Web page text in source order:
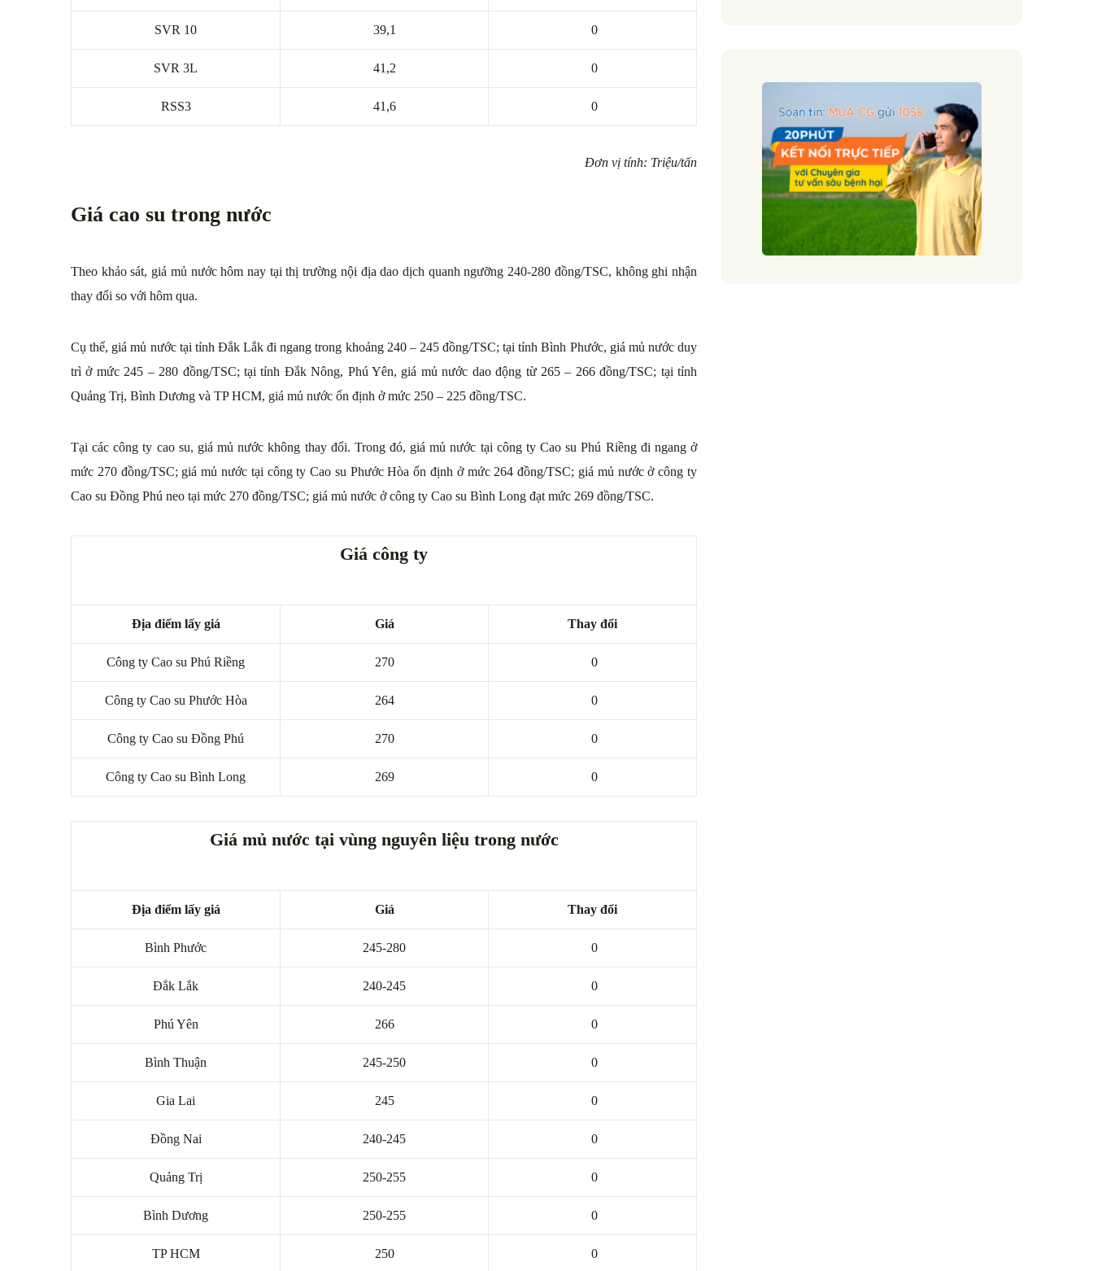
SVR 10 39,1 0
SVR 3L 41,2 0
RSS3 41,6 0
Đơn vị tính: Triệu/tấn
Giá cao su trong nước
Theo khảo sát, giá mủ nước hôm nay tại thị trường nội địa dao dịch quanh ngưỡng 240-280 đồng/TSC, không ghi nhận
thay đổi so với hôm qua.
Cụ thể, giá mủ nước tại tỉnh Đắk Lắk đi ngang trong khoảng 240 – 245 đồng/TSC; tại tỉnh Bình Phước, giá mủ nước duy
trì ở mức 245 – 280 đồng/TSC; tại tỉnh Đắk Nông, Phú Yên, giá mủ nước dao động từ 265 – 266 đồng/TSC; tại tỉnh
Quảng Trị, Bình Dương và TP HCM, giá mủ nước ổn định ở mức 250 – 225 đồng/TSC.
Tại các công ty cao su, giá mủ nước không thay đổi. Trong đó, giá mủ nước tại công ty Cao su Phú Riềng đi ngang ở
mức 270 đồng/TSC; giá mủ nước tại công ty Cao su Phước Hòa ổn định ở mức 264 đồng/TSC; giá mủ nước ở công ty
Cao su Đồng Phú neo tại mức 270 đồng/TSC; giá mủ nước ở công ty Cao su Bình Long đạt mức 269 đồng/TSC.
Giá công ty
Địa điểm lấy giá Giá Thay đổi
Công ty Cao su Phú Riềng 270 0
Công ty Cao su Phước Hòa 264 0
Công ty Cao su Đồng Phú 270 0
Công ty Cao su Bình Long 269 0
Giá mủ nước tại vùng nguyên liệu trong nước
Địa điểm lấy giá Giá Thay đổi
Bình Phước 245-280 0
Đắk Lắk 240-245 0
Phú Yên 266 0
Bình Thuận 245-250 0
Gia Lai 245 0
Đồng Nai 240-245 0
Quảng Trị 250-255 0
Bình Dương 250-255 0
TP HCM 250 0